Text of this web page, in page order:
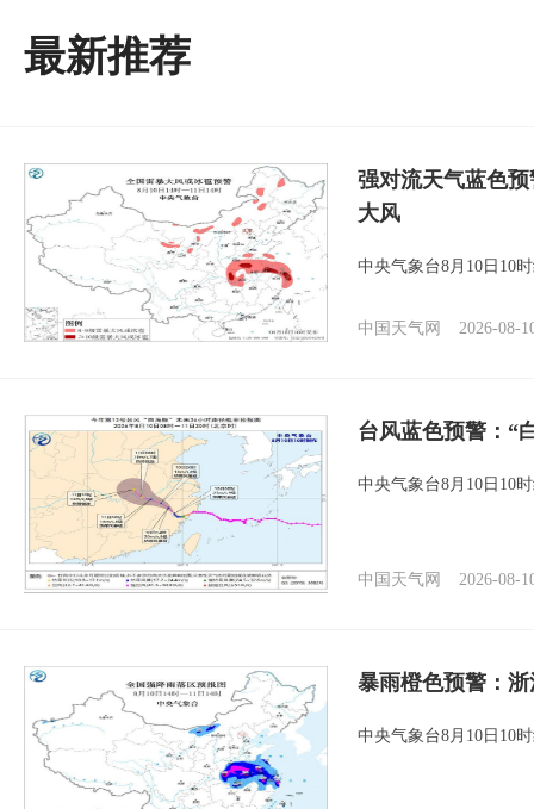
最新推荐
强对流天气蓝色
大风
中央气象台8月10日10
中国天气网 2026-08-
台风蓝色预警：“
中央气象台8月10日10
中国天气网 2026-08-
暴雨橙色预警：
中央气象台8月10日10